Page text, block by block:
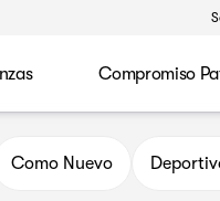
Compromiso
Ram of
Como Nuevo